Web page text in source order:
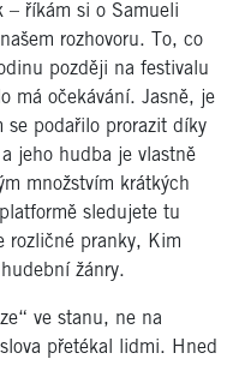
– říkám si o Samueli
rozhovoru. To, co
později na festivalu
má očekávání. Jasně, je
podařilo prorazit díky
jeho hudba je vlastně
množstvím krátkých
sledujete tu
rozličné pranky, Kim
žánry.
ve stanu, ne na
přetékal lidmi. Hned